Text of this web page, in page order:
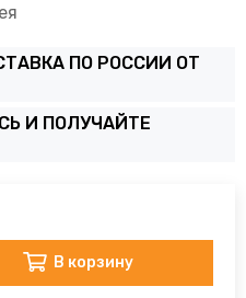
ПО РОССИИ ОТ
И ПОЛУЧАЙТЕ
В корзину